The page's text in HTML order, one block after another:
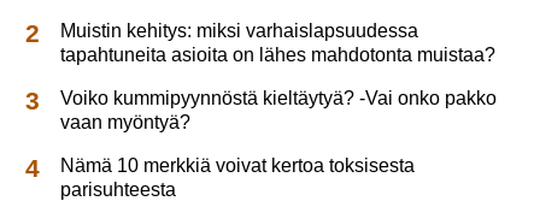
Muistin kehitys: miksi varhaislapsuudessa
tapahtuneita asioita on lähes mahdotonta muistaa?
Voiko kummipyynnöstä kieltäytyä? -Vai onko pakko
vaan myöntyä?
Nämä 10 merkkiä voivat kertoa toksisesta
parisuhteesta